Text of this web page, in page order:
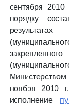
сентября
порядку
результатах
ноября 2010
исполнение